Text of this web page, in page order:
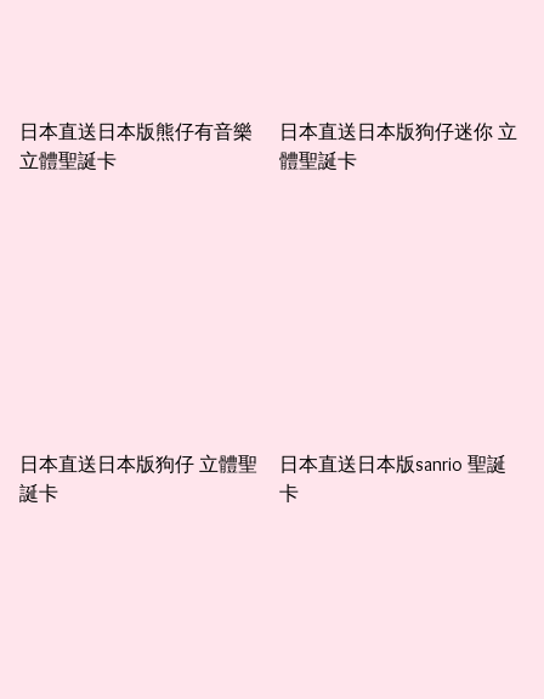
日本直送日本版熊仔有音樂
立體聖誕卡
日本直送日本版狗仔迷你 立
體聖誕卡
日本直送日本版狗仔 立體聖
誕卡
日本直送日本版sanrio 聖誕
卡